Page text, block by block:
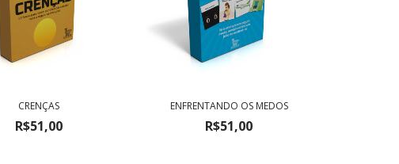
CRENÇAS
R$51,00
ENFRENTANDO OS MEDOS
R$51,00